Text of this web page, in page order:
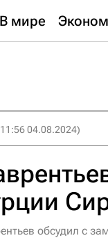
В мире
04.08.2024)
обсудил с